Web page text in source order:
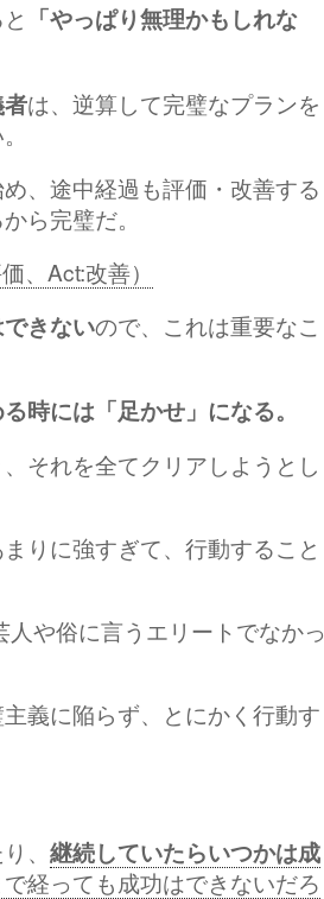
「やっぱり無理かもしれな
は、逆算して完璧なプランを
、途中経過も評価・改善する
ら完璧だ。
、Act:改善）
きないので、これは重要なこ
時には「足かせ」になる。
それを全てクリアしようとし
りに強すぎて、行動すること
や俗に言うエリートでなかっ
義に陥らず、とにかく行動す
、 継続していたらいつかは成
経っても成功はできないだろ